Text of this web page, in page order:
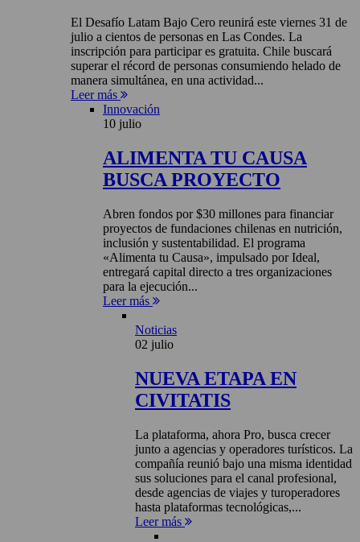
El Desafío Latam Bajo Cero reunirá este viernes 31 de
julio a cientos de personas en Las Condes. La
inscripción para participar es gratuita. Chile buscará
superar el récord de personas consumiendo helado de
manera simultánea, en una actividad...
Leer más
Innovación
10 julio
ALIMENTA TU CAUSA
BUSCA PROYECTO
Abren fondos por $30 millones para financiar
proyectos de fundaciones chilenas en nutrición,
inclusión y sustentabilidad. El programa
«Alimenta tu Causa», impulsado por Ideal,
entregará capital directo a tres organizaciones
para la ejecución...
Leer más
Noticias
02 julio
NUEVA ETAPA EN
CIVITATIS
La plataforma, ahora Pro, busca crecer
junto a agencias y operadores turísticos. La
compañía reunió bajo una misma identidad
sus soluciones para el canal profesional,
desde agencias de viajes y turoperadores
hasta plataformas tecnológicas,...
Leer más